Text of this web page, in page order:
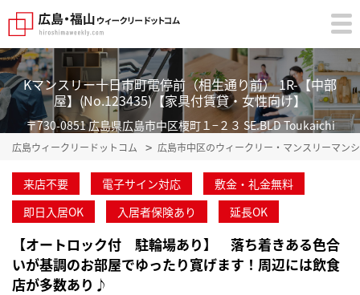
Kマンスリー十日市町電停前（相生通り前） 1R-【中部
屋】(No.123435)【家具付賃貸・女性向け】
〒730-0851 広島県広島市中区榎町１−２３ SE.BLD Toukaichi
広島ウィークリードットコム 広島市中区のウィークリー・マンスリーマン
来店不要 電子サイン対応
敷金・礼金無料
即日入居OK
入居者保険あり 延長OK
【オートロック付 駐輪場あり】 落ち着きある色合
いが基調のお部屋でゆったり寛げます！周辺には飲食
店が多数あり♪